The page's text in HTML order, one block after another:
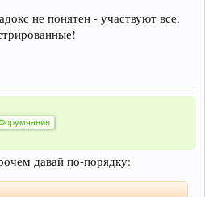
не понятен - участвуют все,
давай по-порядку: